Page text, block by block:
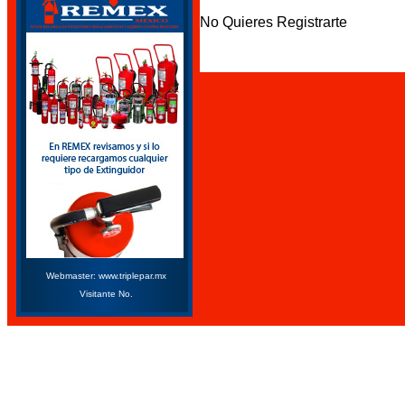
Webmaster: www.triplepar.mx
Visitante No.
No Quieres Registrarte